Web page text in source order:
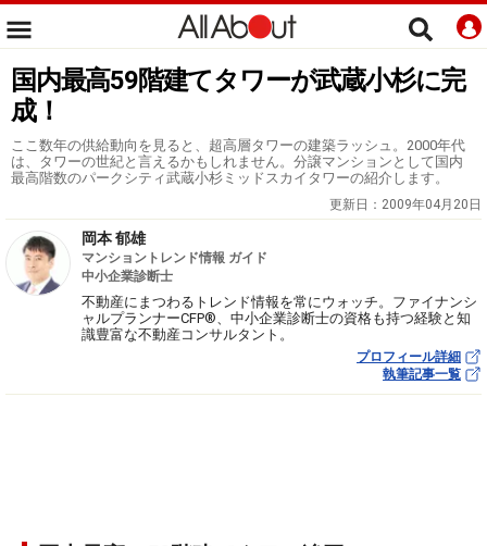
国内最高59階建てタワーが武蔵小杉に完
成！
ここ数年の供給動向を見ると、超高層タワーの建築ラッシュ。2000年代
は、タワーの世紀と言えるかもしれません。分譲マンションとして国内
最高階数のパークシティ武蔵小杉ミッドスカイタワーの紹介します。
更新日： 2009年04月20日
岡本 郁雄
マンショントレンド情報 ガイド
中小企業診断士
不動産にまつわるトレンド情報を常にウォッチ。ファイナンシ
ャルプランナーCFP®、中小企業診断士の資格も持つ経験と知
識豊富な不動産コンサルタント。
プロフィール詳細
執筆記事一覧